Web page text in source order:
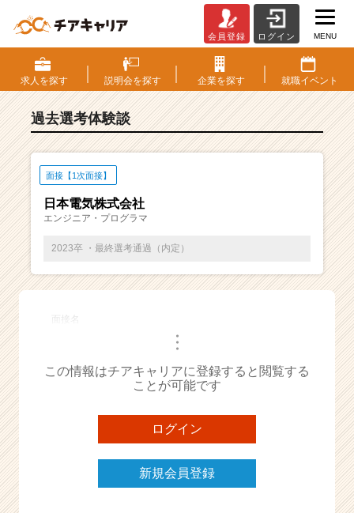
S・
選
考
験
ベ
ン
チ
ー・
成
ら
ス
ト
が
届
く
会員登録 ログイン MENU
求人を探す 説明会を探す 企業を探す 就職イベント
過去選考体験談
面接【1次面接】
日本電気株式会社
エンジニア・プログラマ
2023卒 ・最終選考通過（内定）
面接名
・・・
この情報はチアキャリアに登録すると閲覧する
ことが可能です
ログイン
新規会員登録